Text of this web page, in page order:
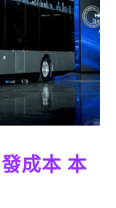
成本 本